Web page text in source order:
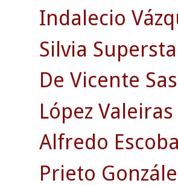
Indalecio
Silvia
De Vicente
López
Alfredo
Prieto